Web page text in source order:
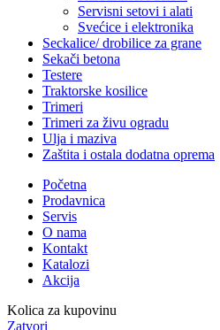
Servisni setovi i alati
Svećice i elektronika
Seckalice/ drobilice za grane
Sekači betona
Testere
Traktorske kosilice
Trimeri
Trimeri za živu ogradu
Ulja i maziva
Zaštita i ostala dodatna oprema
Početna
Prodavnica
Servis
O nama
Kontakt
Katalozi
Akcija
Kolica za kupovinu
Zatvori